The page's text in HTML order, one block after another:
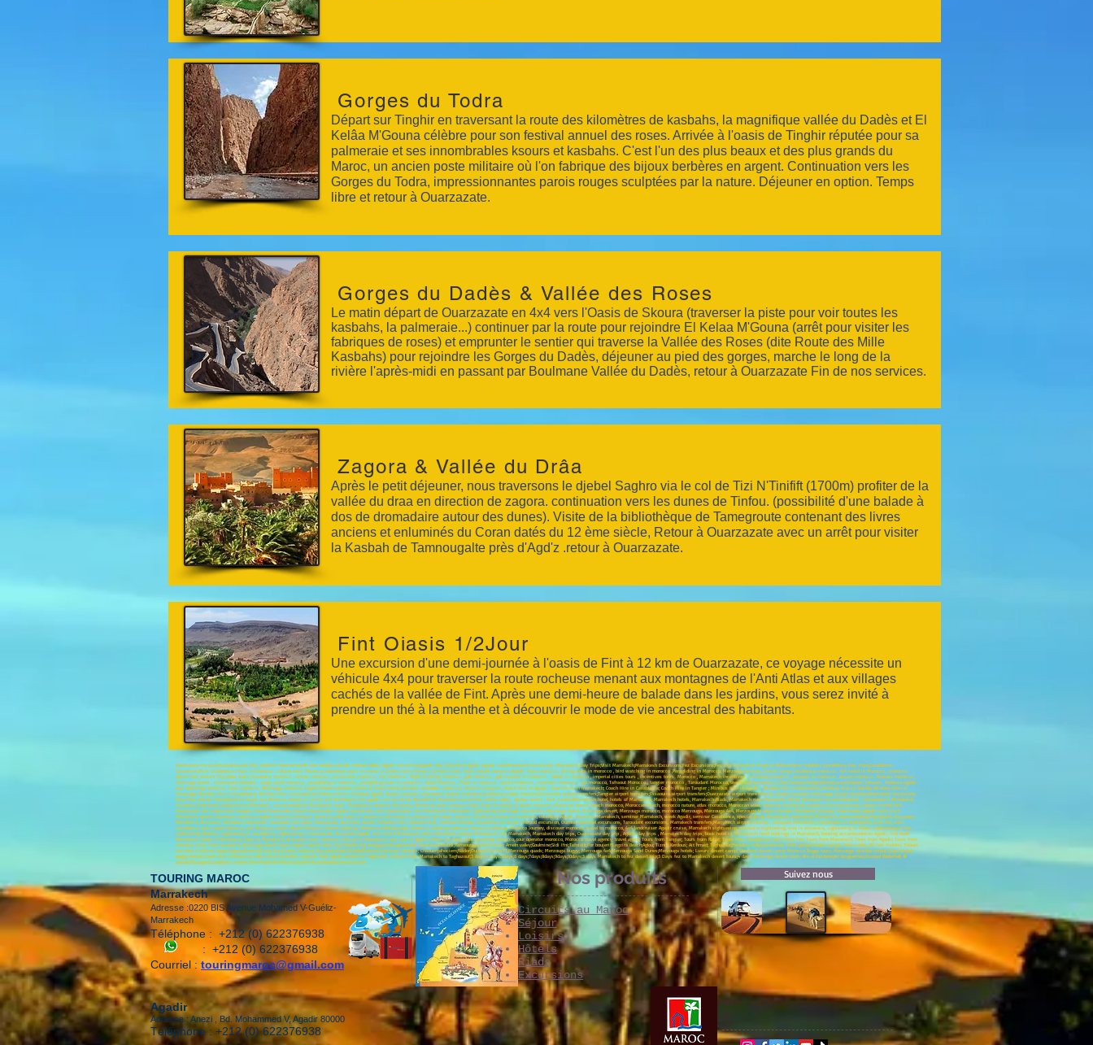
Gorges du Todra
Départ sur Tinghir en traversant la route des kilomètres de kasbahs, la magnifique vallée du Dadès et El
Kelâa M'Gouna célèbre pour son festival annuel des roses. Arrivée à l'oasis de Tinghir réputée pour sa
palmeraie et ses innombrables ksours et kasbahs. C'est l'un des plus beaux et des plus grands du
Maroc, un ancien poste militaire où l'on fabrique des bijoux berbères en argent. Continuation vers les
Gorges du Todra, impressionnantes parois rouges sculptées par la nature. Déjeuner en option. Temps
libre et retour à Ouarzazate.
Gorges du Dadès & Vallée des Roses
Le matin départ de Ouarzazate en 4x4 vers l'Oasis de Skoura (traverser la piste pour voir toutes les
kasbahs, la palmeraie...) continuer par la route pour rejoindre El Kelaa M'Gouna (arrêt pour visiter les
fabriques de roses) et emprunter le sentier qui traverse la Vallée des Roses (dite Route des Mille
Kasbahs) pour rejoindre les Gorges du Dadès, déjeuner au pied des gorges, marche le long de la
rivière l'après-midi en passant par Boulmane Vallée du Dadès, retour à Ouarzazate Fin de nos services.
Zagora & Vallée du Drâa
Après le petit déjeuner, nous traversons le djebel Saghro via le col de Tizi N'Tinifift (1700m) profiter de la
vallée du draa en direction de zagora. continuation vers les dunes de Tinfou. (possibilité d'une balade à
dos de dromadaire autour des dunes). Visite de la bibliothèque de Tamegroute contenant des livres
anciens et enluminés du Coran datés du 12 ème siècle, Retour à Ouarzazate avec un arrêt pour visiter
la Kasbah de Tamnougalte près d'Agd'z .retour à Ouarzazate.
Fint Oiasis 1/2Jour
Une excursion d'une demi-journée à l'oasis de Fint à 12 km de Ouarzazate, ce voyage nécessite un
véhicule 4x4 pour traverser la route rocheuse menant aux montagnes de l'Anti Atlas et aux villages
cachés de la vallée de Fint. Après une demi-heure de balade dans les jardins, vous serez invité à
prendre un thé à la menthe et à découvrir le mode de vie ancestral des habitants.
Ouarzazate Excursions;Ouarzazate day trip;Visit Ouarzazate;Ait ben haddou kasbah ;Telouet Valley; Agadir Excursions;Agadir day Trips;Visit Agadir ;Agadir souk;Marrakech Excursions ;Marrakech Day Trips;Visit Marrakech;Marrakesh Excursions;Fez Excursions;Fes Day Trips;Visit Fes;Visit Meknes;Visit Volubilis ;Casablanca Day Trips;Casablanca
Excursions;Visit Casablanca ;Tours in morocco , cultural tours Morocco; adventure tours in morocco ,Sahara tours; Morocco Desert Tours; Tours around morocco ;Agadir Tours morocco , biking tours in morocco , bird watching in morocco ,Paragliding in Morocco; Merzouga bivouac, Desert Camp; Casablanca morocco , 4x4 rental in Morocco , morocco
desert tour ,Desert Trip; Atlas tours; Essaouira morocco , events morocco , excursions morocco , Fez Morocco , flight ticketing morocco , golf morocco , golf courses in morocco , hotels in morocco , imperial cities tours , incentives tours Morocco , Marrakech incentives , incoming morocco , journeys to morocco , leisure morocco , Meknes morocco ,
Merzouga dunes , Ouarzazate Kasbahs , outgo travel morocco , paragliding in morocco , paragliding tours in morocco , Rabat Morocco , Riads in morocco , Saidia morocco , seminars morocco , spa morocco, Tafraout Morocco , tangier morocco , Taroudant Morocco, teambuilding morocco ,Chefchaouen;Tanger;Asilah;Larache;Rabat; Tetouan , thalasso agadir ,
tour operating morocco , trips morocco , Merzouga morocco; zagora Morocco;Sahara morocco; Coach rental ;Minibus rental;Bus rental ;car rental in morocco ; Coach Hire in Agadir ; Coach Hire in marrakech; Coach Hire in Casablanca; Coach Hire in Tangier ; Minibus Hire in Agadir ; Minibus Hire in Marrakech; Minibus Hire in Dakhla; Minibus Hire in
Merzouga; Minibus Hire in Casablanca; Minibus Hire in Essaouira; Minibus Hire in Tafraout; Agadir Airport transfers ;Marrakech airport transfers;Casablanca airport transfers;Errachidia airport transfers;Tangier airport transfers;Essaouira airport transfers;Ouarzazate airport transfers;Fez airport transfers; Merzouga airport transfers;Marrakech Excursions
;Day trips; Desert Tours;Morocco travel, 4x4 Morocco, Morocco circuit, 4x4 Marrakech, 4x4 agadir, 4x4 excursion Marrakech, Marrakech excursion, ourika valley, Agafay desert ; Asni ;Toubkal;Marrakech hotel, hotels of Marrakech, Marrakech hotels, Marrakech Riads, Marrakech riad, Marrakech hostel, Marrakech accommodation , restaurant in Marrakech,
residence Marrakech, habitaccion Marrakech, accommodation Marrakech, stays Marrakech, morocco discovery, Moroccan tours, morocco trips, trips to morocco, desert morocco, Moroccan desert, beach morocco, Moroccan beach, morocco nature, atlas morocco, Moroccan atlas, morocco excursions, morocco 4x4 excursions, morocco rental 4x4,
Ouarzazate 4x4, ouarzazate voyages, travel Ouarzazate, desert Ouarzazate, zagora excursions, visit Ouarzazate, visit Marrakech, Marrakech sightseeing, Merzouga excursions, Merzouga dunes, Merzouga desert, Merzouga morocco, morocco Merzouga, Merzouga 4x4, Merzouga bivouac, bivouac Marrakech, bivouac Ouarzazate, Agadir visit, visit
Marrakech, desert adventure morocco, explore morocco, biking in morocco, bike tours in morocco, mtb morocco, morocco off roads, morocco incentive, morocco incentives, incentive Agadir, incentive Marrakech, seminar Marrakech, week Agadir, seminar Casablanca, special group Marrakech, motivation Marrakech, team building Marrakech, discovery
Marrakech, discovery Taroudant, Marrakech, Taroudant, discovery Ouarzazate, discovery desert, Tafraout visit, Tafraout trips, Tafraout bivouac, Essaouira excursion, Ouzoud excursion, Ouzoud waterfall excursions, Taroudant excursions, Marrakech transfers;Marrakech airport transfer , transport Marrakech, monuments in Marrakech, visit fes, visit
Casablanca, trips south Morocco, trail Morocco, safari desert Morocco, Desert trekking Morocco, trekking atlas Morocco, trekking morocco, morocco trekking, Morocco Journey, discover morocco, travel to morocco, 4x4 landcruiser Agadir cruise, Marrakech sightseeing, essaouira sightseeing, stay in essoauira, sightseeing in Rabat, sightseeing in fez,
sightseeing Meknes, sightseeing in Casablanca, sightseeing in Ouarzazate, discovery Agadir, 4x4 circuit Marrakech, tours Marrakech, journey Marrakech, trip Marrakech, Marrakech day trips, Ouarzazate day trip , Agadir day trips , Marrakech day trips, book hotel in Marrakech, hotel bookings in Marrakech, booking accommodation Agadir, find hotel
Marrakech, hotels of Marrakech, tours in Marrakech, discovery tours morocco, rent car in Marrakech, rent cars in Agadir, Moroccan tours, tour operating morocco, tour operator morocco, Morocco travel agency, travel agent; Tours from Tangier; Tours from Rabat; Tours from Casablanca; Tours from Fez; Tours from Marrakech; Tours from Agadir; Tours from
Tafraout; Tours from Essaouira; Merzouga desert tours; Zagora desert tours; Erg Chebbi; Erg Chegaga;Tata;Ighrem;Ait mansour;Amtoudi;Tafraoute;painted rocks; Ameln valley;Goulmine;Sidi Ifni;Tafnidilt;For boujerif;Legzira Beach;Aglou; Tiznit; Kerdous; Ait hmed; Taghazout;Paradise valley;Imouzzer; Todra gorges;Dades gorges; Rose valley ;Ait ben Haddou; Telouet
kassbah; Fint;Draa Valley;Zagora;Mhamid;Tinfo; Erg lihoudi ;Imilchil; Rissani;Erfoud; Midelt;Meknes;Fez;Ifrane; Volubilis; Chaouen;alhociem;Nador;Oujda;ATV;SSV;VTT;Merzouga quads; Merzouga buggy; Merzouga 4x4;Merzouga Sand Dunes;Merzouga hotels; Luxury desert camp; Standard desert camp; Morocco Buggy tours; Merzouga minibus rental; Quad rental;
Buggy Rental; Coach hire in Morocco; Inter cities transfers; Transfer from Agadir airport to Taghazout; Transfer from Marrakech to Taghazout;3 days;4 Days:5days;6 days;7days;8days;9days;10days;3 days Marrakech to fez desert trip;3 Days fez to Marrakech desert tours;4 days Merzouga desert tours; Bin el Ouidane;Ait bouguemez;Ouzoud Waterfall; Al
jadida;Mazagan;Casablanca airport;Transfer;Bus;Minibus.Coach;Minivan;Autobus;4x4;Location
TOURING MAROC
Marrakech
Adresse :0220 BIS Avenue Mohamed V-Guéliz-
Marrakech
Téléphone : +212 (0) 622376938
: +212 (0) 622376938
Courriel : touringmaroc@gmail.com
Agadir
Adresse : Anezi , Bd. Mohammed V, Agadir 80000
Téléphone : +212 (0) 622376938
Nos produits
Circuits au Maroc
Séjour
Loisirs
Hôtels
Riads
Excursions
Suivez nous